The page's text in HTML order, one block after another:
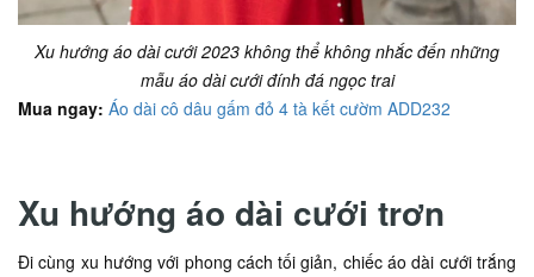
Xu hướng áo dài cưới 2023 không thể không nhắc đến những
mẫu áo dài cưới đính đá ngọc trai
Mua ngay: Áo dài cô dâu gấm đỏ 4 tà kết cườm ADD232
Xu hướng áo dài cưới trơn
Đi cùng xu hướng với phong cách tối giản, chiếc áo dài cưới trắng